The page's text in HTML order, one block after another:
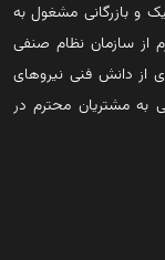
و بازرگانی مشغول به
از سازمان نظام صنفی
از دانش فنی نیروهای
مشتریان محترم در